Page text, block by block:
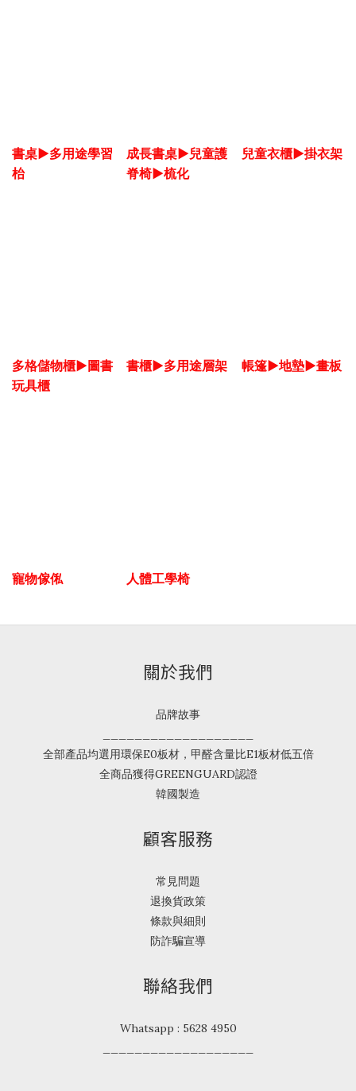
書桌▶多用途學習
枱
成長書桌▶兒童護
脊椅▶梳化
兒童衣櫃▶掛衣架
多格儲物櫃▶圖書
玩具櫃
書櫃▶多用途層架 帳篷▶地墊▶畫板
寵物傢俬 人體工學椅
關於我們
品牌故事
全部產品均選用環保E0板材，甲醛含量比E1板材低五倍
全商品獲得GREENGUARD認證
韓國製造
顧客服務
常見問題
退換貨政策
條款與細則
防詐騙宣導
聯絡我們
Whatsapp : 5628 4950